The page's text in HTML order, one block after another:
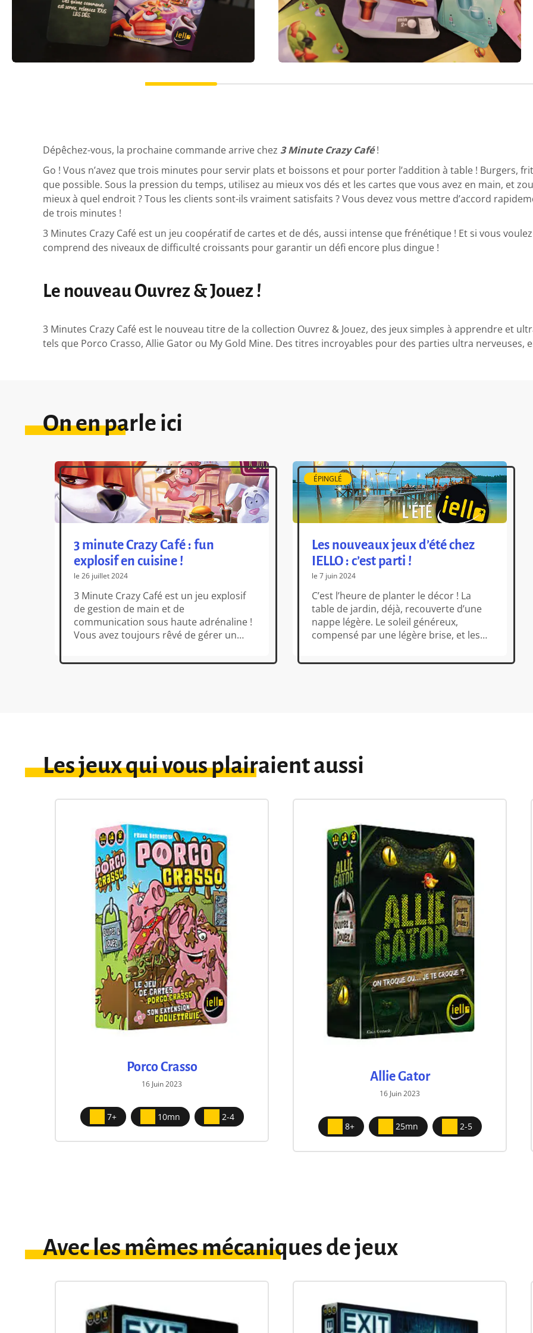
Dépêchez-vous, la prochaine commande arrive chez 3 Minute Crazy Café!
Go ! Vous n’avez que trois minutes pour servir plats et boissons et pour porter l’addition à table ! Burgers,
que possible. Sous la pression du temps, utilisez au mieux vos dés et les cartes que vous avez en main, et
mieux à quel endroit ? Tous les clients sont-ils vraiment satisfaits ? Vous devez vous mettre d’accord
de trois minutes !
3 Minutes Crazy Café est un jeu coopératif de cartes et de dés, aussi intense que frénétique ! Et si vous
comprend des niveaux de difficulté croissants pour garantir un défi encore plus dingue !
Le nouveau Ouvrez & Jouez !
3 Minutes Crazy Café est le nouveau titre de la collection Ouvrez & Jouez, des jeux simples à apprendre et
tels que Porco Crasso, Allie Gator ou My Gold Mine. Des titres incroyables pour des parties ultra nerveuses,
On en parle ici
3 minute Crazy Café : fun
explosif en cuisine !
le 26 juillet 2024
3 Minute Crazy Café est un jeu explosif
de gestion de main et de
communication sous haute adrénaline !
Vous avez toujours rêvé de gérer un
vous hurler dessus et d’avoir des
ÉPINGLÉ
Les nouveaux jeux d’été chez
IELLO : c’est parti !
le 7 juin 2024
C’est l’heure de planter le décor ! La
table de jardin, déjà, recouverte d’une
nappe légère. Le soleil généreux,
compensé par une légère brise, et les
arrière-plan. Autour de vous, des rires
Les jeux qui vous plairaient aussi
Porco Crasso
16 Juin 2023
7+ 10mn 2-4
Allie Gator
16 Juin 2023
8+ 25mn 2-5
Avec les mêmes mécaniques de jeux